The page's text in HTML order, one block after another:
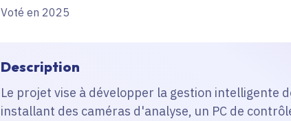
Voté en 2025
Description
Le projet vise à développer la gestion intelligente
installant des caméras d'analyse, un PC de